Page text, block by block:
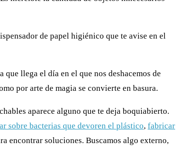
de papel higiénico que te avise en el
llega el día en el que nos deshacemos de
por arte de magia se convierte en basura.
aparece alguno que te deja boquiabierto.
sobre bacterias que devoren el plástico, fabricar
encontrar soluciones. Buscamos algo externo,